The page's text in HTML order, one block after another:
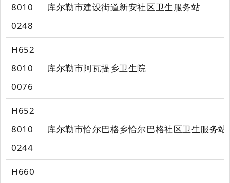
8010
0248
库尔勒市建设街道新安社区卫生服务站
H652
8010
0076
库尔勒市阿瓦提乡卫生院
H652
8010
0244
库尔勒市恰尔巴格乡恰尔巴格社区卫生服务站
H660